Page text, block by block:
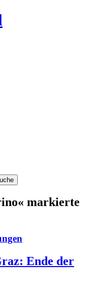
markierte
Ende der